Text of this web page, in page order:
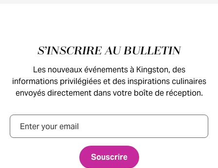
Pied de pageS’INSCRIRE AU BULLETIN
Les nouveaux événements à Kingston, des
informations privilégiées et des inspirations culinaires
envoyés directement dans votre boîte de réception.
Courriel